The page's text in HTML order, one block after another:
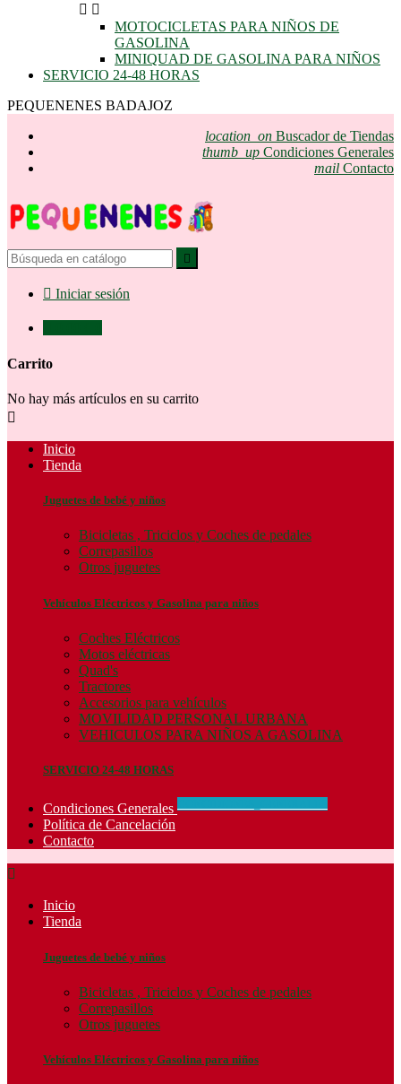
 
MOTOCICLETAS PARA NIÑOS DE
GASOLINA
MINIQUAD DE GASOLINA PARA NIÑOS
SERVICIO 24-48 HORAS
PEQUENENES BADAJOZ
location_on Buscador de Tiendas
thumb_up Condiciones Generales
mail Contacto

 Iniciar sesión
Carrito
No hay más artículos en su carrito

Inicio
Tienda
Juguetes de bebé y niños
Bicicletas , Triciclos y Coches de pedales
Correpasillos
Otros juguetes
Vehículos Eléctricos y Gasolina para niños
Coches Eléctricos
Motos eléctricas
Quad's
Tractores
Accesorios para vehículos
MOVILIDAD PERSONAL URBANA
VEHICULOS PARA NIÑOS A GASOLINA
SERVICIO 24-48 HORAS
Condiciones Generales
Política de Cancelación
Contacto

Inicio
Tienda
Juguetes de bebé y niños
Bicicletas , Triciclos y Coches de pedales
Correpasillos
Otros juguetes
Vehículos Eléctricos y Gasolina para niños